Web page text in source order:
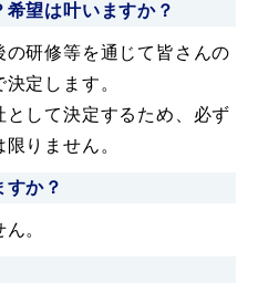
望は叶いますか？
研修等を通じて皆さんの
定します。
して決定するため、必ず
りません。
すか？
。